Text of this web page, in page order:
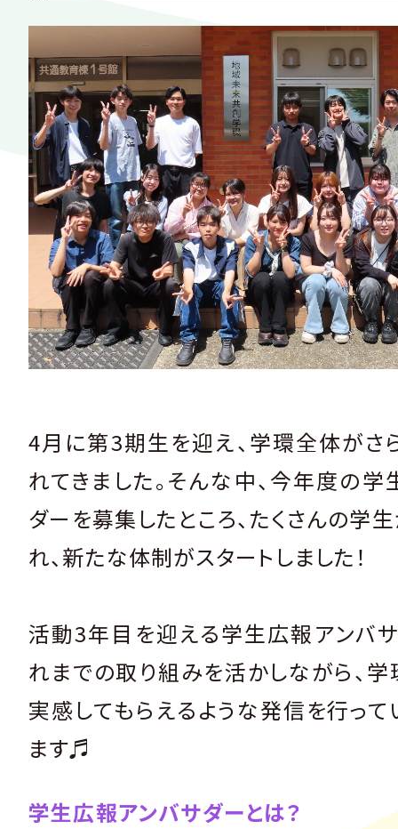
4月に第3期生を迎え、学環全体がさ
れてきました。そんな中、今年度の
ダーを募集したところ、たくさんの学
れ、新たな体制がスタートしました！
活動3年目を迎える学生広報アンバサ
れまでの取り組みを活かしながら、
実感してもらえるような発信を行っ
ます♬
学生広報アンバサダーとは？